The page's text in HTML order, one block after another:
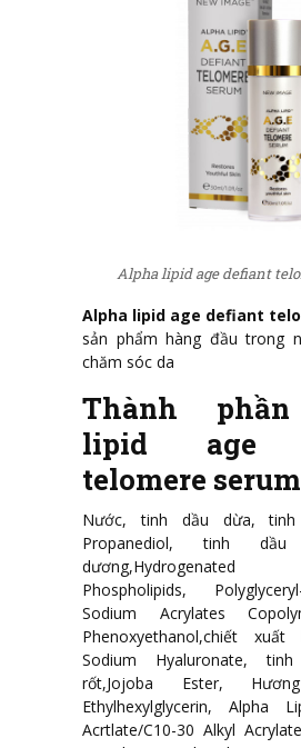
Alpha lipid age defiant
Alpha lipid age defiant
sản phẩm hàng đầu trong
chăm sóc da
Thành
lipid age
telomere
Nước, tinh dầu dừa,
Propanediol, tinh
dương,Hydrogenated
Phospholipids,
Sodium Acrylates
Phenoxyethanol,chiết
Sodium Hyaluronate,
rốt,Jojoba Ester,
Ethylhexylglycerin, Alpha
Acrtlate/C10-30 Alkyl